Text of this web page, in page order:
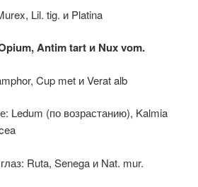
Lil. tig. и Platina
Antim tart и Nux vom.
Cup met и Verat alb
Ledum (по возрастанию), Kalmia
Ruta, Senega и Nat. mur.